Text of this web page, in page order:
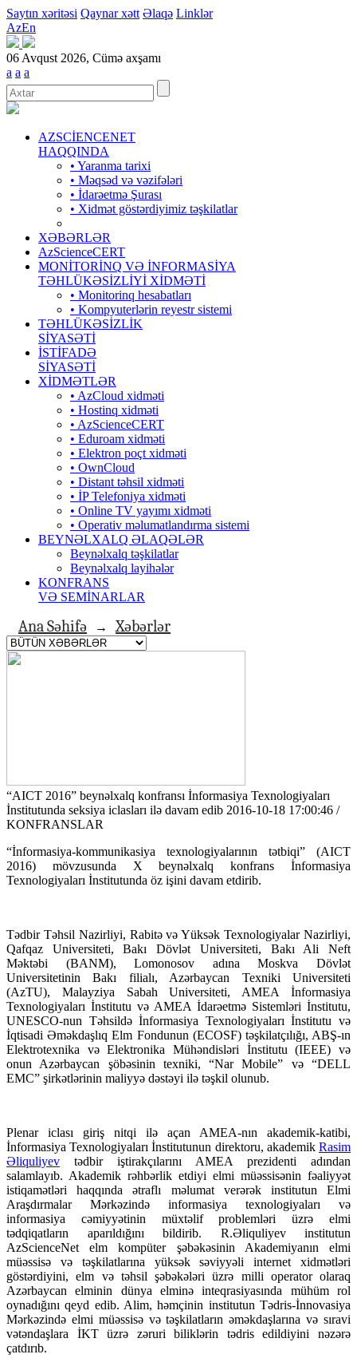
Saytın xəritəsi Qaynar xətt Əlaqə Linklər
AzEn
06 Avqust 2026, Cümə axşamı
a a a
AZSCİENCENET
HAQQINDA
• Yaranma tarixi
• Məqsəd və vəzifələri
• İdarəetmə Şurası
• Xidmət göstərdiyimiz təşkilatlar
XƏBƏRLƏR
AzScienceCERT
MONİTORİNQ VƏ İNFORMASİYA
TƏHLÜKƏSİZLİYİ XİDMƏTİ
• Monitorinq hesabatları
• Kompyuterlərin reyestr sistemi
TƏHLÜKƏSİZLİK
SİYASƏTİ
İSTİFADƏ
SİYASƏTİ
XİDMƏTLƏR
• AzCloud xidməti
• Hostinq xidməti
• AzScienceCERT
• Eduroam xidməti
• Elektron poçt xidməti
• OwnCloud
• Distant təhsil xidməti
• İP Telefoniya xidməti
• Оnline TV yayımı xidməti
• Operativ məlumatlandırma sistemi
BEYNƏLXALQ ƏLAQƏLƏR
Beynəlxalq təşkilatlar
Beynəlxalq layihələr
KONFRANS
VƏ SEMİNARLAR
Ana Səhifə → Xəbərlər
“AICT 2016” beynəlxalq konfransı İnformasiya Texnologiyaları
İnstitutunda seksiya iclasları ilə davam edib 2016-10-18 17:00:46 /
KONFRANSLAR
“İnformasiya-kommunikasiya texnologiyalarının tətbiqi” (AICT
2016) mövzusunda X beynəlxalq konfrans İnformasiya
Texnologiyaları İnstitutunda öz işini davam etdirib.
Tədbir Təhsil Nazirliyi, Rabitə və Yüksək Texnologiyalar Nazirliyi,
Qafqaz Universiteti, Bakı Dövlət Universiteti, Bakı Ali Neft
Məktəbi (BANM), Lomonosov adına Moskva Dövlət
Universitetinin Bakı filialı, Azərbaycan Texniki Universiteti
(AzTU), Malayziya Sabah Universiteti, AMEA İnformasiya
Texnologiyaları İnstitutu və AMEA İdarəetmə Sistemləri İnstitutu,
UNESCO-nun Təhsildə İnformasiya Texnologiyaları İnstitutu və
İqtisadi Əməkdaşlıq Elm Fondunun (ECOSF) təşkilatçılığı, ABŞ-ın
Elektrotexnika və Elektronika Mühəndisləri İnstitutu (IEEE) və
onun Azərbaycan şöbəsinin texniki, “Nar Mobile” və “DELL
EMC” şirkətlərinin maliyyə dəstəyi ilə təşkil olunub.
Plenar iclası giriş nitqi ilə açan AMEA-nın akademik-katibi,
İnformasiya Texnologiyaları İnstitutunun direktoru, akademik Rasim
Əliquliyev tədbir iştirakçılarını AMEA prezidenti adından
salamlayıb. Akademik rəhbərlik etdiyi elmi müəssisənin fəaliyyət
istiqamətləri haqqında ətraflı məlumat verərək institutun Elmi
Araşdırmalar Mərkəzində informasiya texnologiyaları və
informasiya cəmiyyətinin müxtəlif problemləri üzrə elmi
tədqiqatların aparıldığını bildirib. R.Əliquliyev institutun
AzScienceNet elm kompüter şəbəkəsinin Akademiyanın elmi
müəssisə və təşkilatlarına yüksək səviyyəli internet xidmətləri
göstərdiyini, elm və təhsil şəbəkələri üzrə milli operator olaraq
Azərbaycan elminin dünya elminə inteqrasiyasında mühüm rol
oynadığını qeyd edib. Alim, həmçinin institutun Tədris-İnnovasiya
Mərkəzində elmi müəssisə və təşkilatların əməkdaşlarına və sıravi
vətəndaşlara İKT üzrə zəruri biliklərin tədris edildiyini nəzərə
çatdırıb.